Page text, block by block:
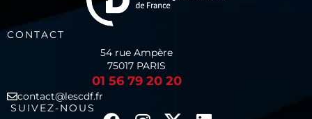
CONTACT
54 rue Ampère
75017 PARIS
01 56 79 20 20
contact@lescdf.fr
SUIVEZ-NOUS